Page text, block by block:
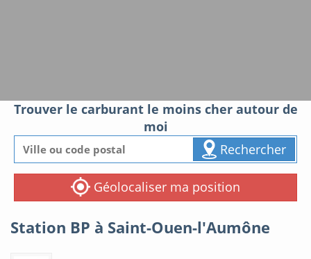
Trouver le carburant le moins cher autour de
moi
Rechercher
Géolocaliser ma position
Station BP à Saint-Ouen-l'Aumône